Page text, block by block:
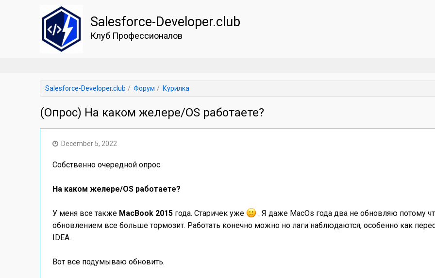
Salesforce-Developer.club
Клуб Профессионалов
Salesforce-Developer.club Форум Курилка
(Опрос) На каком желеpе/OS работаете?
December 5, 2022
Собственно очередной опрос
На каком желеpе/OS работаете?
У меня все также MacBook 2015 года. Старичек уже
. Я даже MacOs года два не обновляю потому
обновлением все больше тормозит. Работать конечно можно но лаги наблюдаются, особенно как
IDEA.
Вот все подумываю обновить.